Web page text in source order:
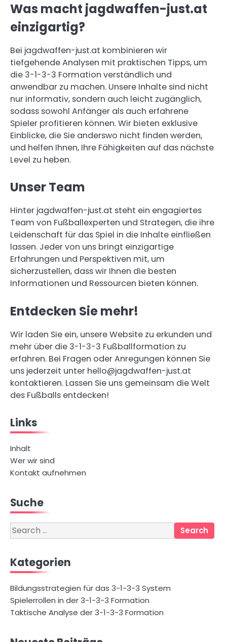
Was macht jagdwaffen-just.at
einzigartig?
Bei jagdwaffen-just.at kombinieren wir
tiefgehende Analysen mit praktischen Tipps, um
die 3-1-3-3 Formation verständlich und
anwendbar zu machen. Unsere Inhalte sind nicht
nur informativ, sondern auch leicht zugänglich,
sodass sowohl Anfänger als auch erfahrene
Spieler profitieren können. Wir bieten exklusive
Einblicke, die Sie anderswo nicht finden werden,
und helfen Ihnen, Ihre Fähigkeiten auf das nächste
Level zu heben.
Unser Team
Hinter jagdwaffen-just.at steht ein engagiertes
Team von Fußballexperten und Strategen, die ihre
Leidenschaft für das Spiel in die Inhalte einfließen
lassen. Jeder von uns bringt einzigartige
Erfahrungen und Perspektiven mit, um
sicherzustellen, dass wir Ihnen die besten
Informationen und Ressourcen bieten können.
Entdecken Sie mehr!
Wir laden Sie ein, unsere Website zu erkunden und
mehr über die 3-1-3-3 Fußballformation zu
erfahren. Bei Fragen oder Anregungen können Sie
uns jederzeit unter hello@jagdwaffen-just.at
kontaktieren. Lassen Sie uns gemeinsam die Welt
des Fußballs entdecken!
Links
Inhalt
Wer wir sind
Kontakt aufnehmen
Suche
Search
for:
Kategorien
Bildungsstrategien für das 3-1-3-3 System
Spielerrollen in der 3-1-3-3 Formation
Taktische Analyse der 3-1-3-3 Formation